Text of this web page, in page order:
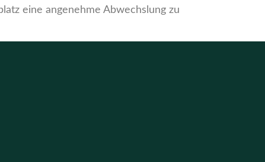
eine angenehme Abwechslung zu